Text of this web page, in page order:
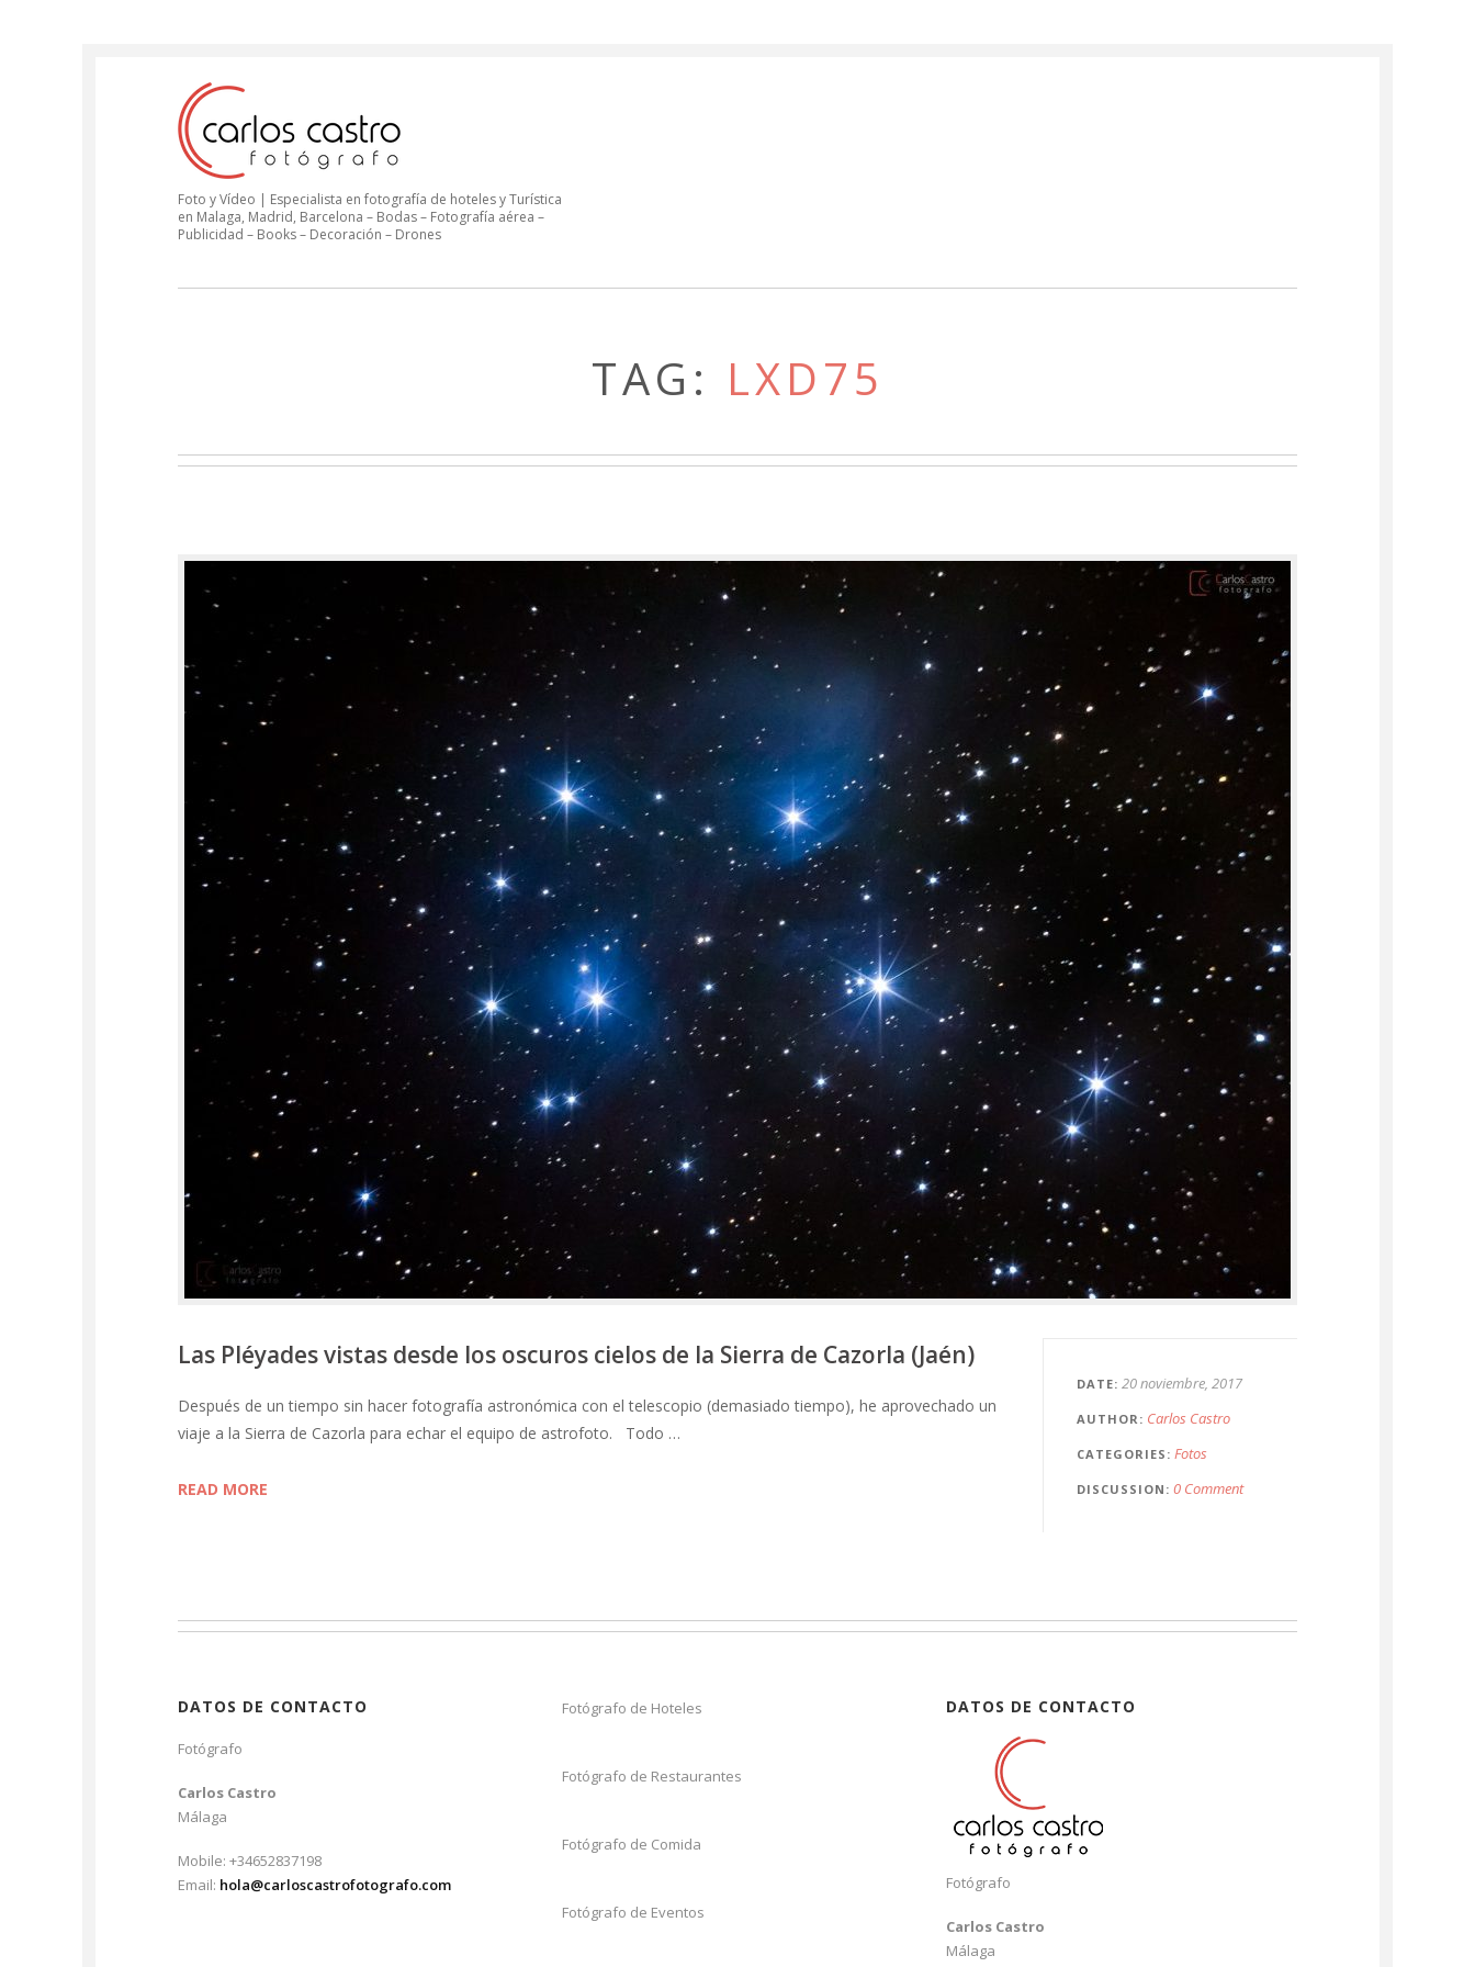
Foto y Vídeo | Especialista en fotografía de hoteles y Turística
en Malaga, Madrid, Barcelona – Bodas – Fotografía aérea –
Publicidad – Books – Decoración – Drones
TAG: LXD75
DATE 20 noviembre, 2017
AUTHOR Carlos Castro
CATEGORIES Fotos
DISCUSSION 0 Comment
Las Pléyades vistas desde los oscuros cielos de la Sierra de Cazorla (Jaén)
Después de un tiempo sin hacer fotografía astronómica con el telescopio (demasiado tiempo), he aprovechado un
viaje a la Sierra de Cazorla para echar el equipo de astrofoto. Todo …
READ MORE
DATOS DE CONTACTO
Fotógrafo
Carlos Castro
Málaga
Mobile: +34652837198
Email: hola@carloscastrofotografo.com
Fotógrafo de Hoteles
Fotógrafo de Restaurantes
Fotógrafo de Comida
Fotógrafo de Eventos
DATOS DE CONTACTO
Fotógrafo
Carlos Castro
Málaga